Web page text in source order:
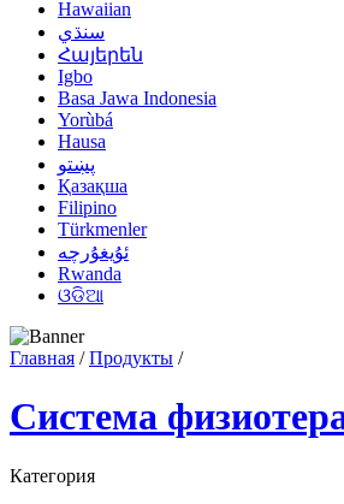
Hawaiian
سنڌي
Հայերեն
Igbo
Basa Jawa Indonesia
Yorùbá
Hausa
پښتو
Қазақша
Filipino
Türkmenler
ئۇيغۇرچە
Rwanda
ଓଡିଆ
Главная /Продукты /
Система
Категория